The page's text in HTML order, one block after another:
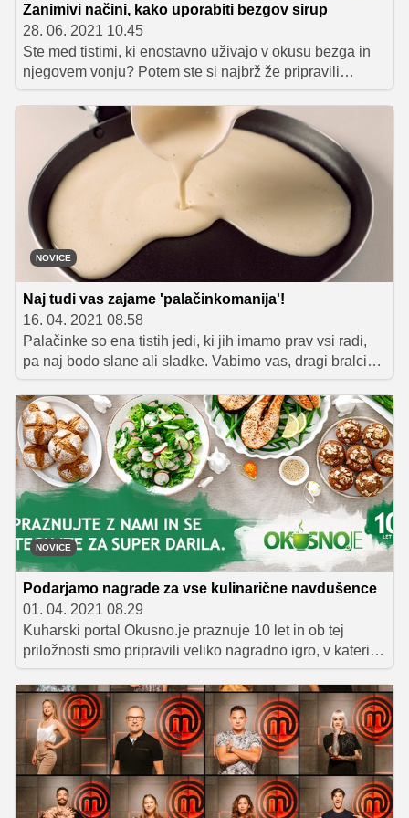
Zanimivi načini, kako uporabiti bezgov sirup
28. 06. 2021 10.45
Ste med tistimi, ki enostavno uživajo v okusu bezga in
njegovem vonju? Potem ste si najbrž že pripravili
zalogo bezgovega sirupa. Razredčen s hladno
(mineralno) vodo vas bo osvežil med vročinskim valom.
Bezeg in bezgov sirup pa lahko uporabite tudi v
številnih receptih. Preverite, kako.
NOVICE
Naj tudi vas zajame 'palačinkomanija'!
16. 04. 2021 08.58
Palačinke so ena tistih jedi, ki jih imamo prav vsi radi,
pa naj bodo slane ali sladke. Vabimo vas, dragi bralci
portala Okusno.je, da nam pokažete, kakšne so vaše
najljubše palačinke. Pri tem naj vam bo v pomoč najbolj
priljubljen recept našega kuharskega portala, vse ostalo
pa je prepuščeno vaši izvirnosti in domišljiji.
NOVICE
Podarjamo nagrade za vse kulinarične navdušence
01. 04. 2021 08.29
Kuharski portal Okusno.je praznuje 10 let in ob tej
priložnosti smo pripravili veliko nagradno igro, v kateri
se lahko potegujete za super nagrade.